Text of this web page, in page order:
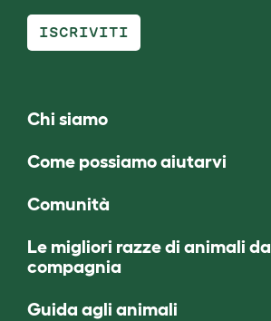
ISCRIVITI
Chi siamo
Come possiamo aiutarvi
Comunità
Le migliori razze di animali da
compagnia
Guida agli animali